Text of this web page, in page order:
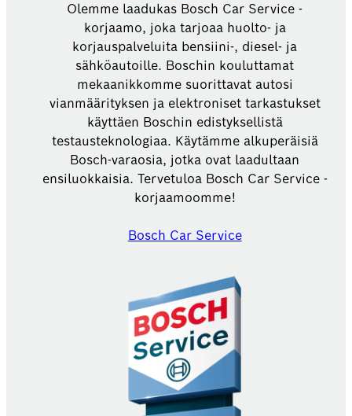
Olemme laadukas Bosch Car Service -
korjaamo, joka tarjoaa huolto- ja
korjauspalveluita bensiini-, diesel- ja
sähköautoille. Boschin kouluttamat
mekaanikkomme suorittavat autosi
vianmäärityksen ja elektroniset tarkastukset
käyttäen Boschin edistyksellistä
testausteknologiaa. Käytämme alkuperäisiä
Bosch-varaosia, jotka ovat laadultaan
ensiluokkaisia. Tervetuloa Bosch Car Service -
korjaamoomme!
Bosch Car Service